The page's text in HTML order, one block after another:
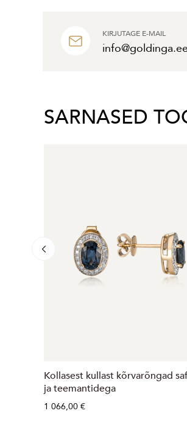
KIRJUTAGE E-MAIL
SARNASED
Kollasest kullast kõrvarõngad
ja teemantidega
1 066,00 €